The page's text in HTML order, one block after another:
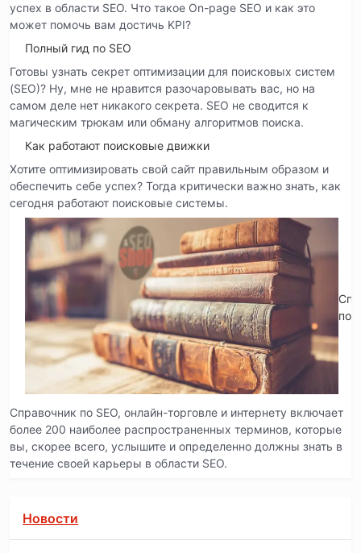
успех в области SEO. Что такое On-page SEO и как это
может помочь вам достичь KPI?
Полный гид по SEO
Готовы узнать секрет оптимизации для поисковых систем
(SEO)? Ну, мне не нравится разочаровывать вас, но на
самом деле нет никакого секрета. SEO не сводится к
магическим трюкам или обману алгоритмов поиска.
Как работают поисковые движки
Хотите оптимизировать свой сайт правильным образом и
обеспечить себе успех? Тогда критически важно знать, как
сегодня работают поисковые системы.
по
Справочник по SEO, онлайн-торговле и интернету включает
более 200 наиболее распространенных терминов, которые
вы, скорее всего, услышите и определенно должны знать в
течение своей карьеры в области SEO.
Новости